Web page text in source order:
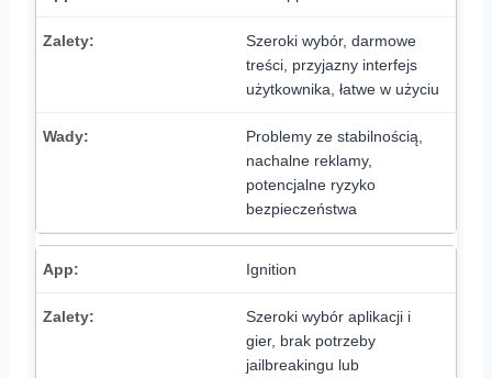
Szeroki wybór, darmowe
treści, przyjazny interfejs
użytkownika, łatwe w użyciu
Problemy ze stabilnością,
nachalne reklamy,
potencjalne ryzyko
bezpieczeństwa
Ignition
Szeroki wybór aplikacji i
gier, brak potrzeby
jailbreakingu lub